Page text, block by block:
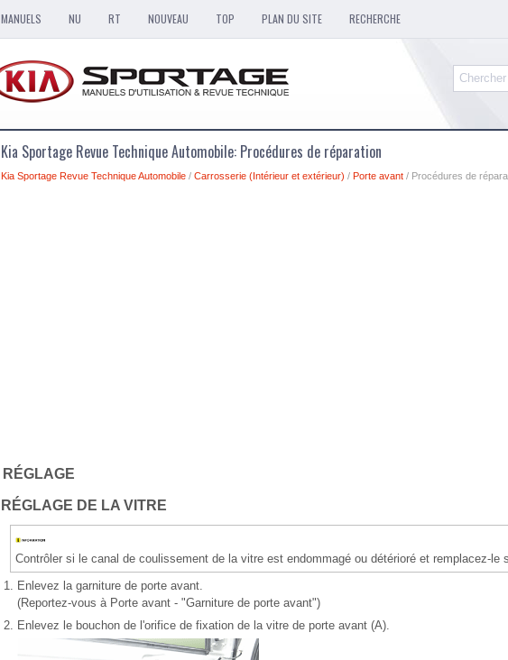
MANUELS NU RT NOUVEAU TOP PLAN DU SITE RECHERCHE
Kia Sportage Revue Technique Automobile: Procédures de réparation
Kia Sportage Revue Technique Automobile / Carrosserie (Intérieur et extérieur) / Porte avant / Procédures de
RÉGLAGE
RÉGLAGE DE LA VITRE
Contrôler si le canal de coulissement de la vitre est endommagé ou détérioré et remplacez-le
1. Enlevez la garniture de porte avant.
(Reportez-vous à Porte avant - "Garniture de porte avant")
2. Enlevez le bouchon de l'orifice de fixation de la vitre de porte avant (A).